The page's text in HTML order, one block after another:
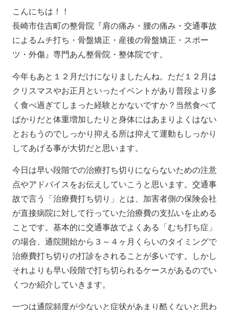
こんにちは！！
長崎市住吉町の整骨院『肩の痛み・腰の痛み・交通事故
によるムチ打ち・骨盤矯正・産後の骨盤矯正・スポー
ツ・外傷』専門あん整骨院・整体院です。
今年もあと１２月だけになりましたんね。ただ１２月は
クリスマスやお正月といったイベントがあり普段より多
く食べ過ぎてしまった経験とかないですか？当然食べて
ばかりだと体重増加したりと身体にはあまりよくはない
とおもうのでしっかり抑える所は抑えて運動もしっかり
してあげる事が大切だと思います。
今日は早い段階での治療打ち切りにならないための注意
点やアドバイスをお伝えしていこうと思います。交通事
故で言う「治療費打ち切り」とは、加害者側の保険会社
が直接病院に対して行っていた治療費の支払いを止める
ことです。基本的に交通事故でよくある「むち打ち症」
の場合、通院開始から３～４ヶ月くらいのタイミングで
治療費打ち切りの打診をされることが多いです。しかし
それよりも早い段階で打ち切られるケースがあるのでい
くつか紹介していきます。
一つは通院頻度が少ないと症状があまり酷くないと思わ